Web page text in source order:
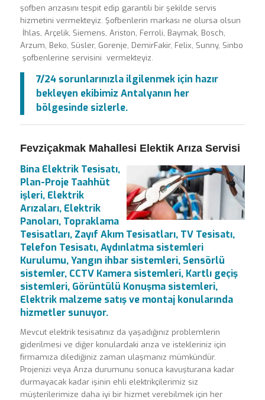
şofben arızasını tespit edip garantili bir şekilde servis
hizmetini vermekteyiz. Şofbenlerin markası ne olursa olsun
İhlas, Arçelik, Siemens, Ariston, Ferroli, Baymak, Bosch,
Arzum, Beko, Süsler, Gorenje, DemirFakir, Felix, Sunny, Sinbo
şofbenlerine servisini vermekteyiz.
7/24 sorunlarınızla ilgilenmek için hazır
bekleyen ekibimiz Antalyanın her
bölgesinde sizlerle.
Fevziçakmak Mahallesi Elektik Arıza Servisi
Bina Elektrik Tesisatı,
Plan-Proje Taahhüt
işleri, Elektrik
Arızaları, Elektrik
Panoları, Topraklama
Tesisatları, Zayıf Akım Tesisatları, TV Tesisatı,
Telefon Tesisatı, Aydınlatma sistemleri
Kurulumu, Yangın ihbar sistemleri, Sensörlü
sistemler, CCTV Kamera sistemleri, Kartlı geçiş
sistemleri, Görüntülü Konuşma sistemleri,
Elektrik malzeme satış ve montaj konularında
hizmetler sunuyor.
Mevcut elektrik tesisatınız da yaşadığınız problemlerin
giderilmesi ve diğer konulardaki arıza ve istekleriniz için
firmamıza dilediğiniz zaman ulaşmanız mümkündür.
Projenizi veya Arıza durumunu sonuca kavuşturana kadar
durmayacak kadar işinin ehli elektrikçilerimiz siz
müşterilerimize daha iyi bir hizmet verebilmek için her